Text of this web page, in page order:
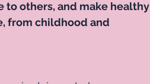
to others, and make healthy
from childhood and